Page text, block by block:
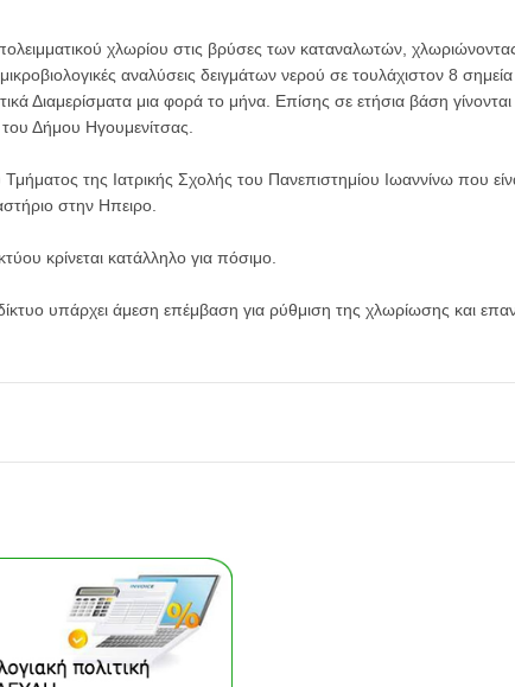
χλωρίου στις βρύσες των καταναλωτών,
αναλύσεις δειγμάτων νερού σε τουλάχιστον 8 σημεία
Διαμερίσματα μια φορά το μήνα. Επίσης σε ετήσια βάση γίνονται
του Δήμου Ηγουμενίτσας.
της Ιατρικής Σχολής του Πανεπιστημίου Ιωαννίνω που
στην Ηπειρο.
κρίνεται κατάλληλο για πόσιμο.
υπάρχει άμεση επέμβαση για ρύθμιση της χλωρίωσης και